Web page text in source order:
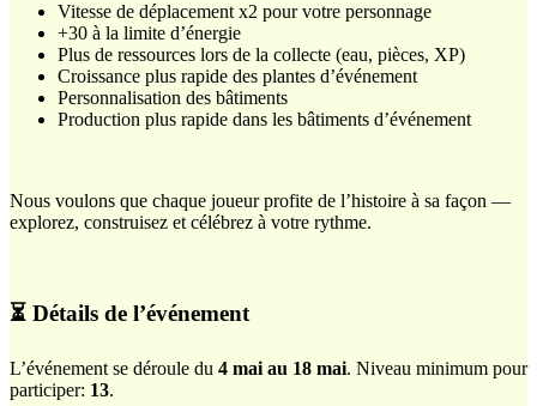
Vitesse de déplacement x2 pour votre personnage
+30 à la limite d’énergie
Plus de ressources lors de la collecte (eau, pièces, XP)
Croissance plus rapide des plantes d’événement
Personnalisation des bâtiments
Production plus rapide dans les bâtiments d’événement
Nous voulons que chaque joueur profite de l’histoire à sa façon —
explorez, construisez et célébrez à votre rythme.
⏳ Détails de l’événement
L’événement se déroule du 4 mai au 18 mai. Niveau minimum pour
participer: 13.